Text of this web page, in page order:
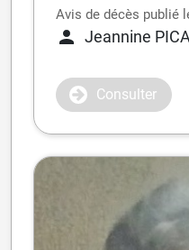
Avis de décès publié
Jeannine
Consulter